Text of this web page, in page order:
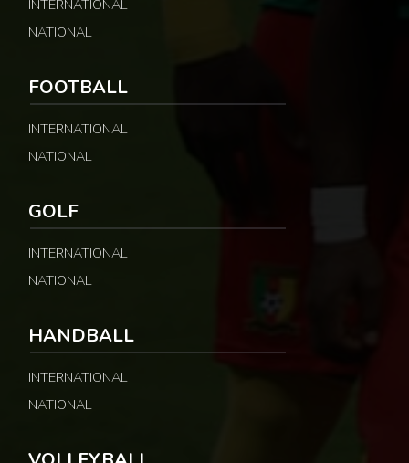
INTERNATIONAL
NATIONAL
FOOTBALL
INTERNATIONAL
NATIONAL
GOLF
INTERNATIONAL
NATIONAL
HANDBALL
INTERNATIONAL
NATIONAL